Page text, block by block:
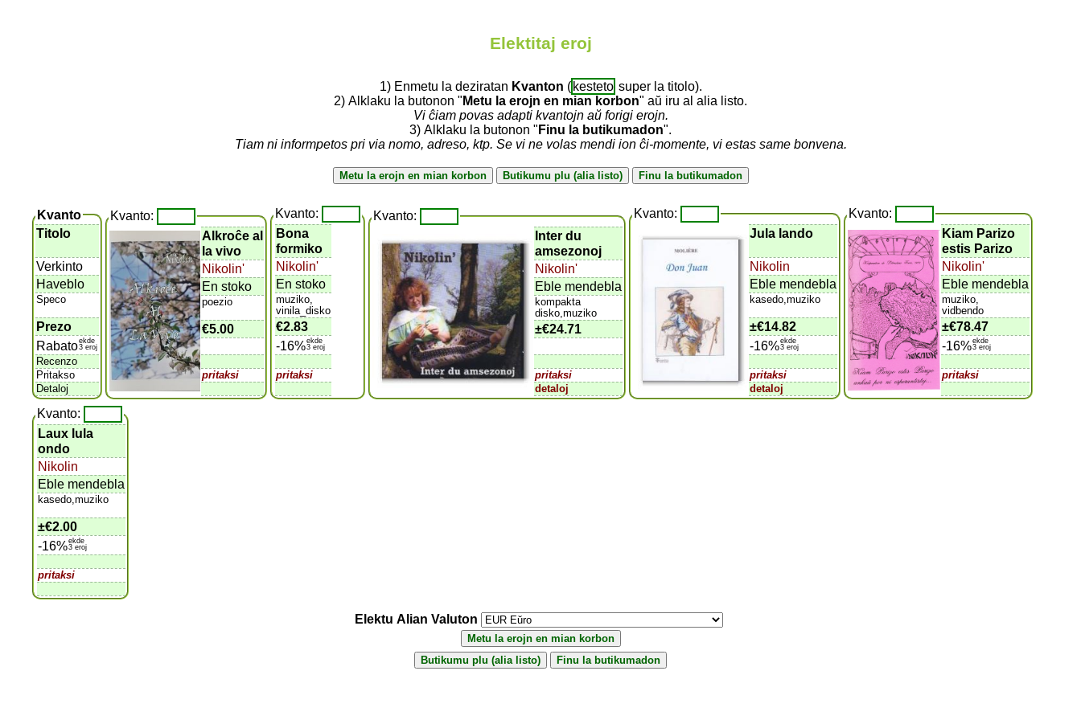
Elektitaj eroj
1) Enmetu la deziratan Kvanton ( kesteto super la titolo).
2) Alklaku la butonon " Metu la erojn en mian korbon" aŭ iru al alia listo.
Vi ĉiam povas adapti kvantojn aŭ forigi erojn.
3) Alklaku la butonon " Finu la butikumadon".
Tiam ni informpetos pri via nomo, adreso, ktp. Se vi ne volas mendi ion ĉi-momente, vi estas same bonvena.
Kvanto
Titolo
Verkinto
Haveblo
Speco
Prezo
Rabatoekde
3 eroj
Recenzo
Pritakso
Detaloj
Kvanto:
Alkroĉe al
la vivo
Nikolin'
En stoko
poezio
€5.00
pritaksi
Kvanto:
Bona
formiko
Nikolin'
En stoko
muziko,
vinila_disko
€2.83
-16%ekde
3 eroj
pritaksi
Kvanto:
Inter du
amsezonoj
Nikolin'
Eble mendebla
kompakta
disko,muziko
±€24.71
pritaksi
detaloj
Kvanto:
Jula lando
Nikolin
Eble mendebla
kasedo,muziko
±€14.82
-16%ekde
3 eroj
pritaksi
detaloj
Kvanto:
Kiam Parizo
estis Parizo
Nikolin'
Eble mendebla
muziko,
vidbendo
±€78.47
-16%ekde
3 eroj
pritaksi
Kvanto:
Laux lula
ondo
Nikolin
Eble mendebla
kasedo,muziko
±€2.00
-16%ekde
3 eroj
pritaksi
Elektu Alian Valuton